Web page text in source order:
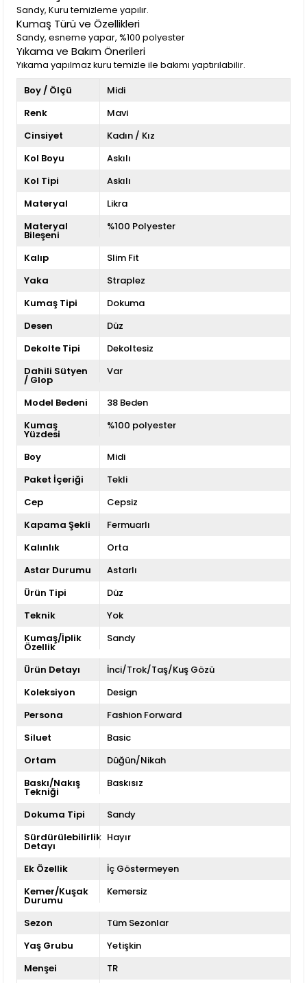
Sandy, Kuru temizleme yapılır.
Kumaş Türü ve Özellikleri
Sandy, esneme yapar, %100 polyester
Yıkama ve Bakım Önerileri
Yıkama yapılmaz kuru temizle ile bakımı yaptırılabilir.
Boy / Ölçü
Midi
Renk
Mavi
Cinsiyet
Kadın / Kız
Kol Boyu
Askılı
Kol Tipi
Askılı
Materyal
Likra
Materyal
Bileşeni
%100 Polyester
Kalıp
Slim Fit
Yaka
Straplez
Kumaş Tipi
Dokuma
Desen
Düz
Dekolte Tipi
Dekoltesiz
Dahili Sütyen
/ Glop
Var
Model Bedeni
38 Beden
Kumaş
Yüzdesi
%100 polyester
Boy
Midi
Paket İçeriği
Tekli
Cep
Cepsiz
Kapama Şekli
Fermuarlı
Kalınlık
Orta
Astar Durumu
Astarlı
Ürün Tipi
Düz
Teknik
Yok
Kumaş/İplik
Özellik
Sandy
Ürün Detayı
İnci/Trok/Taş/Kuş Gözü
Koleksiyon
Design
Persona
Fashion Forward
Siluet
Basic
Ortam
Düğün/Nikah
Baskı/Nakış
Tekniği
Baskısız
Dokuma Tipi
Sandy
Sürdürülebilirlik
Detayı
Hayır
Ek Özellik
İç Göstermeyen
Kemer/Kuşak
Durumu
Kemersiz
Sezon
Tüm Sezonlar
Yaş Grubu
Yetişkin
Menşei
TR